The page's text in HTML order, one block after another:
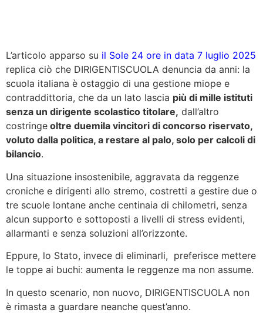
L’articolo apparso su il Sole 24 ore in data 7 luglio 2025
replica ciò che DIRIGENTISCUOLA denuncia da anni: la
scuola italiana è ostaggio di una gestione miope e
contraddittoria, che da un lato lascia più di mille istituti
senza un dirigente scolastico titolare, dall’altro
costringe oltre duemila vincitori di concorso riservato,
voluto dalla politica, a restare al palo, solo per calcoli di
bilancio.
Una situazione insostenibile, aggravata da reggenze
croniche e dirigenti allo stremo, costretti a gestire due o
tre scuole lontane anche centinaia di chilometri, senza
alcun supporto e sottoposti a livelli di stress evidenti,
allarmanti e senza soluzioni all’orizzonte.
Eppure, lo Stato, invece di eliminarli, preferisce mettere
le toppe ai buchi: aumenta le reggenze ma non assume.
In questo scenario, non nuovo, DIRIGENTISCUOLA non
è rimasta a guardare neanche quest’anno.